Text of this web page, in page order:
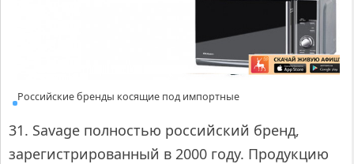
Российские бренды косящие под импортные
31. Savage полностью российский бренд,
зарегистрированный в 2000 году. Продукцию